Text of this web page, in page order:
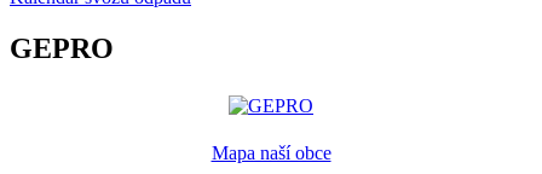
GEPRO
Mapa naší obce